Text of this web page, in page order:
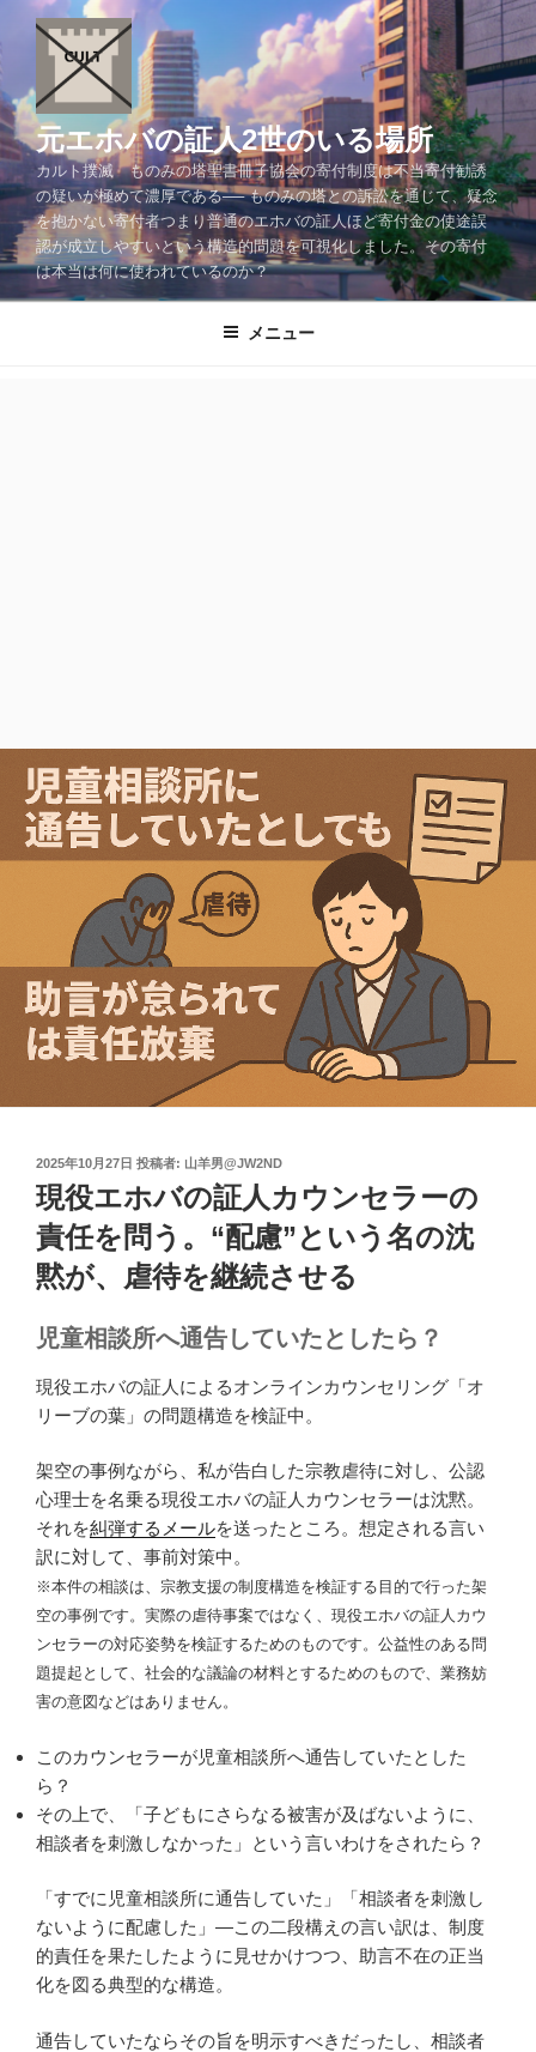
ン
テ
ン
ツ
へ
ス
ッ
プ
元エホバの証人2世のいる場所
カルト撲滅 ものみの塔聖書冊子協会の寄付制度は不当寄付勧誘
の疑いが極めて濃厚である── ものみの塔との訴訟を通じて、疑念
を抱かない寄付者つまり普通のエホバの証人ほど寄付金の使途誤
認が成立しやすいという構造的問題を可視化しました。その寄付
は本当は何に使われているのか？
メニュー
投
稿
日:
2025年10月27日 投稿者: 山羊男@JW2ND
現役エホバの証人カウンセラーの
責任を問う。“配慮”という名の沈
黙が、虐待を継続させる
児童相談所へ通告していたとしたら？
現役エホバの証人によるオンラインカウンセリング「オ
リーブの葉」の問題構造を検証中。
架空の事例ながら、私が告白した宗教虐待に対し、公認
心理士を名乗る現役エホバの証人カウンセラーは沈黙。
それを糾弾するメールを送ったところ。想定される言い
訳に対して、事前対策中。
※本件の相談は、宗教支援の制度構造を検証する目的で行った架
空の事例です。 実際の虐待事案ではなく、現役エホバの証人カウ
ンセラーの対応姿勢を検証するためのものです。公益性のある問
題提起として、社会的な議論の材料とするためのもので、業務妨
害の意図などはありません。
このカウンセラーが児童相談所へ通告していたとした
ら？
その上で、「子どもにさらなる被害が及ばないように、
相談者を刺激しなかった」という言いわけをされたら？
「すでに児童相談所に通告していた」「相談者を刺激し
ないように配慮した」―この二段構えの言い訳は、制度
的責任を果たしたように見せかけつつ、助言不在の正当
化を図る典型的な構造。
通告していたならその旨を明示すべきだったし、相談者